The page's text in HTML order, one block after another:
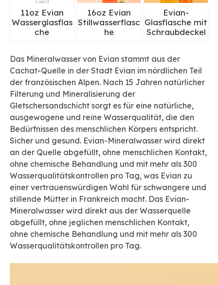
11oz Evian
Wasserglasflas
che
16oz Evian
Stillwasserflasc
he
Evian-
Glasflasche mit
Schraubdeckel
Das Mineralwasser von Evian stammt aus der
Cachat-Quelle in der Stadt Evian im nördlichen Teil
der französischen Alpen. Nach 15 Jahren natürlicher
Filterung und Mineralisierung der
Gletschersandschicht sorgt es für eine natürliche,
ausgewogene und reine Wasserqualität, die den
Bedürfnissen des menschlichen Körpers entspricht.
Sicher und gesund. Evian-Mineralwasser wird direkt
an der Quelle abgefüllt, ohne menschlichen Kontakt,
ohne chemische Behandlung und mit mehr als 300
Wasserqualitätskontrollen pro Tag, was Evian zu
einer vertrauenswürdigen Wahl für schwangere und
stillende Mütter in Frankreich macht. Das Evian-
Mineralwasser wird direkt aus der Wasserquelle
abgefüllt, ohne jeglichen menschlichen Kontakt,
ohne chemische Behandlung und mit mehr als 300
Wasserqualitätskontrollen pro Tag.